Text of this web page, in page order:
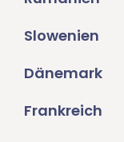
Slowenien
Dänemark
Frankreich